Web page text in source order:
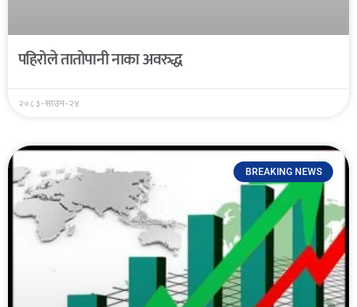
पहिरोले तातोपानी नाका अवरुद्ध
२०८३-साउन-२४
BREAKING NEWS